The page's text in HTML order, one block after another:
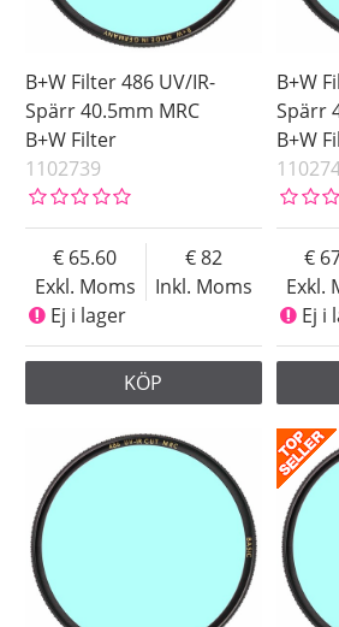
B+W Filter 486 UV/IR-
Spärr 40.5mm MRC
B+W Filter
1102739
Exkl. Moms
65.60
Inkl. Moms
82
Ej i lager
KÖP
B+W
Spärr
B+W
Exkl.
Ej i